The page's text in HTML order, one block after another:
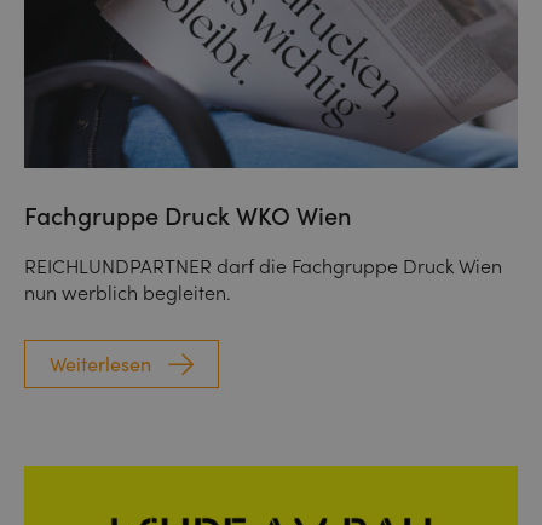
Fachgruppe Druck WKO Wien
REICHLUNDPARTNER darf die Fachgruppe Druck Wien
nun werblich begleiten.
Weiterlesen